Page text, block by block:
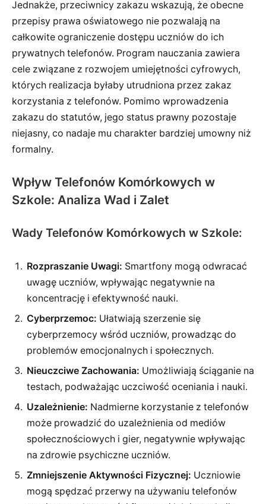
Jednakże, przeciwnicy zakazu wskazują, że obecne
przepisy prawa oświatowego nie pozwalają na
całkowite ograniczenie dostępu uczniów do ich
prywatnych telefonów. Program nauczania zawiera
cele związane z rozwojem umiejętności cyfrowych,
których realizacja byłaby utrudniona przez zakaz
korzystania z telefonów. Pomimo wprowadzenia
zakazu do statutów, jego status prawny pozostaje
niejasny, co nadaje mu charakter bardziej umowny niż
formalny.
Wpływ Telefonów Komórkowych w
Szkole: Analiza Wad i Zalet
Wady Telefonów Komórkowych w Szkole:
Rozpraszanie Uwagi: Smartfony mogą odwracać
uwagę uczniów, wpływając negatywnie na
koncentrację i efektywność nauki.
Cyberprzemoc: Ułatwiają szerzenie się
cyberprzemocy wśród uczniów, prowadząc do
problemów emocjonalnych i społecznych.
Nieuczciwe Zachowania: Umożliwiają ściąganie na
testach, podważając uczciwość oceniania i nauki.
Uzależnienie: Nadmierne korzystanie z telefonów
może prowadzić do uzależnienia od mediów
społecznościowych i gier, negatywnie wpływając
na zdrowie psychiczne uczniów.
Zmniejszenie Aktywności Fizycznej: Uczniowie
mogą spędzać przerwy na używaniu telefonów